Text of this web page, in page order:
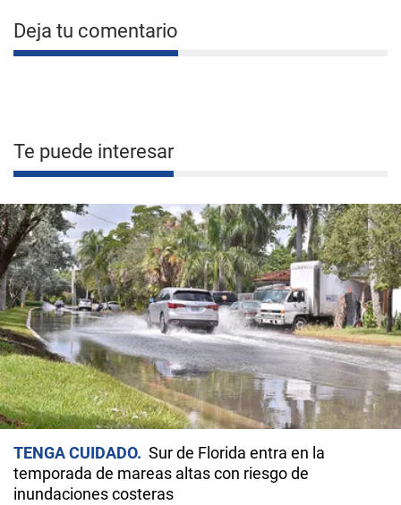
Deja tu comentario
Te puede interesar
TENGA CUIDADO
Sur de Florida entra en la
temporada de mareas altas con riesgo de
inundaciones costeras